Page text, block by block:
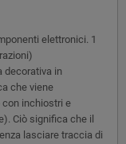
elettronici. 1
decorativa in
che viene
con inchiostri e
Ciò significa che il
lasciare traccia di